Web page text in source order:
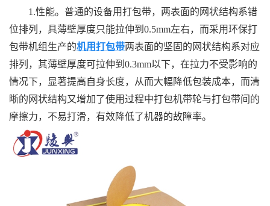
1.性能。普通的设备用打包带，两表面的网状结构系错
位排列，具薄壁厚度只能拉伸到0.5mm左右，而采用环保打
包带机组生产的机用打包带两表面的坚固的网状结构系对应
排列，其薄壁厚度可拉伸到0.3mm以下，在拉力不受影响的
情况下，显著提高自身长度，从而大幅降低包装成本，而清
晰的网状结构又增加了使用过程中打包机带轮与打包带间的
摩擦力，不易打滑，有效降低了机器的故障率。